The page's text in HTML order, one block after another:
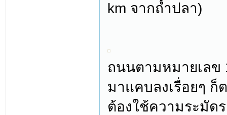
km จากถ้ำปลา)
ถนนตามหมายเลข
มาแคบลงเรื่อยๆ
ต้องใช้ความระมัด